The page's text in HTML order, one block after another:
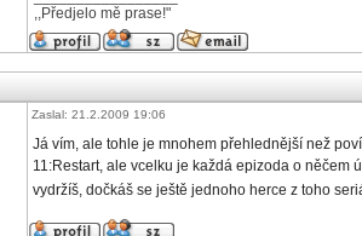
,,Předjelo mě prase!"
Zaslal: 21.2.2009 19:06
Já vím, ale tohle je mnohem přehlednější než
11:Restart, ale vcelku je každá epizoda o něčem
vydržíš, dočkáš se ještě jednoho herce z toho